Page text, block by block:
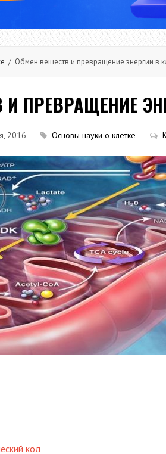
/ Обмен веществ и превращение энергии в
ПРЕВРАЩЕНИЕ
2016 Основы науки о клетке
код